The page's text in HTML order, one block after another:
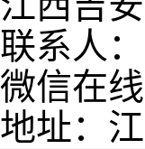
联系人
微信在
地址：